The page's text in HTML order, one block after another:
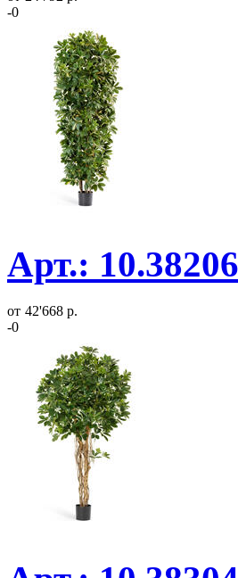
-0
Арт.:
от 42'668 р.
-0